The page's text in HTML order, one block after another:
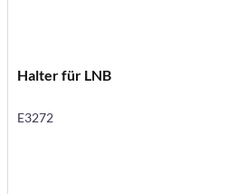
Halter für LNB
E3272